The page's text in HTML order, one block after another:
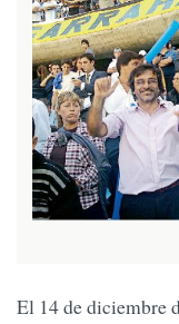
El 14 de diciembre